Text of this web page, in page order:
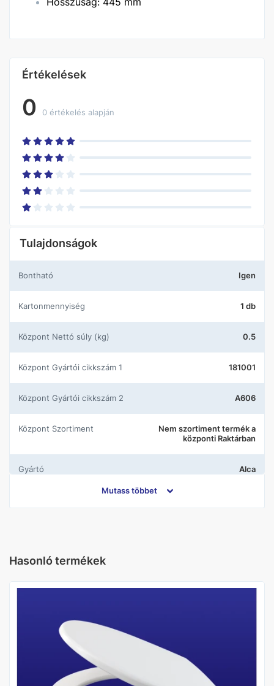
Értékelések
0 0 értékelés alapján
Tulajdonságok
Bontható Igen
Kartonmennyiség 1 db
központ Nettó súly (kg) 0.5
központ Gyártói cikkszám 1 181001
központ Gyártói cikkszám 2 A606
központ Szortiment
Nem szortiment termék a
központi Raktárban
Gyártó Alca
Lecsapódásgátlós
Mutass többet
Hasonló termékek